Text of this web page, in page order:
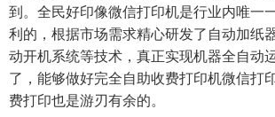
到。全民好印像微信打印机是行业内唯一
利的，根据市场需求精心研发了自动加纸
动开机系统等技术，真正实现机器全自动
了，能够做好完全自助收费打印机微信打
费打印也是游刃有余的。